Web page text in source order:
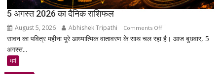
उनकी
5 अगस्त 2026 का दैनिक राशिफल
August 5, 2026 Abhishek Tripathi Comments Offon
5
सावन का पवित्र महीना पूरे आध्यात्मिक वातावरण के साथ चल रहा है। आज बुधवार, 5
अगस्त...
धर्म